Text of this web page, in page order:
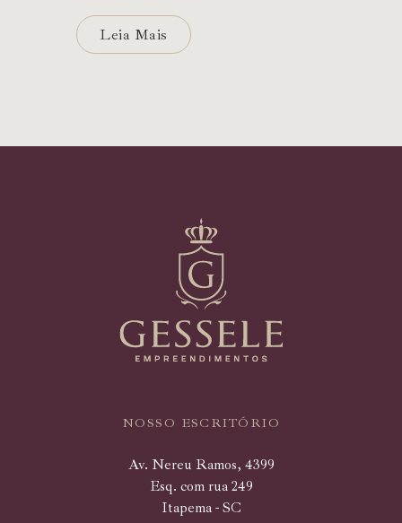
Leia Mais
NOSSO ESCRITÓRIO
Av. Nereu Ramos, 4399
Esq. com rua 249
Itapema - SC